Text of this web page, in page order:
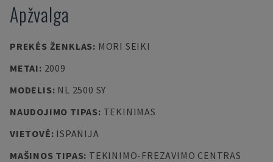
Apžvalga
PREKĖS ŽENKLAS: MORI SEIKI
METAI: 2009
MODELIS: NL 2500 SY
NAUDOJIMO TIPAS: TEKINIMAS
VIETOVĖ: ISPANIJA
MAŠINOS TIPAS: TEKINIMO-FREZAVIMO CENTRAS